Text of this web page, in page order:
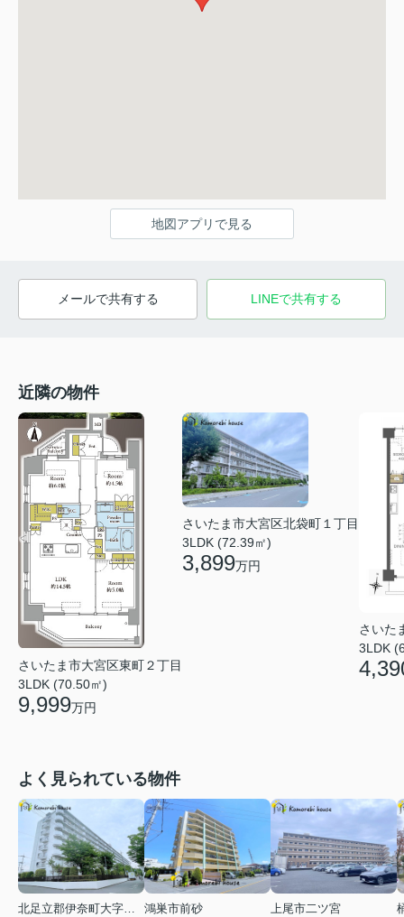
地図アプリで見る
メールで共有する LINEで共有する
近隣の物件
さいたま市大宮区東町２丁目
3LDK (70.50㎡)
9,999万円
さいたま市大宮区北袋町１丁目
3LDK (72.39㎡)
3,899万円
さいた
3LDK
よく見られている物件
北足立郡伊奈町大字小室
鴻巣市前砂
上尾市二ツ宮